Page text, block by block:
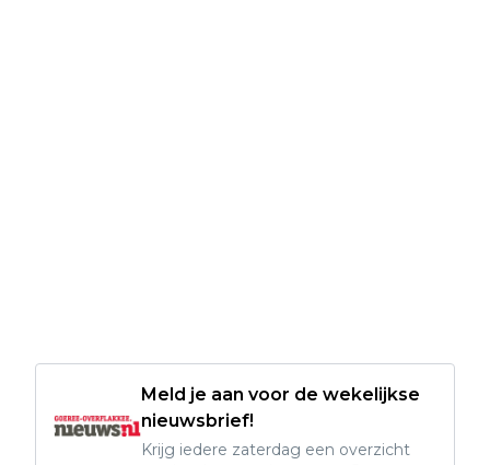
Meld je aan voor de wekelijkse
nieuwsbrief!
Krijg iedere zaterdag een overzicht